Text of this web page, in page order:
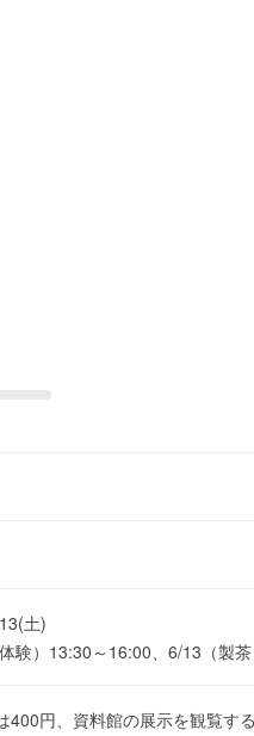
土)
験）13:30～16:00、6/13（製
400円、資料館の展示を観覧す